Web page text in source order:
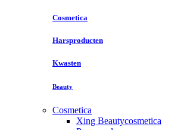
Cosmetica
Harsproducten
Kwasten
Beauty
Cosmetica
Xing Beautycosmetica